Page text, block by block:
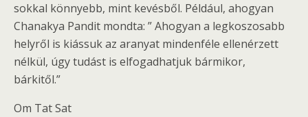
sokkal könnyebb, mint kevésből. Például, ahogyan
Chanakya Pandit mondta: ” Ahogyan a legkoszosabb
helyről is kiássuk az aranyat mindenféle ellenérzett
nélkül, úgy tudást is elfogadhatjuk bármikor,
bárkitől.”
Om Tat Sat